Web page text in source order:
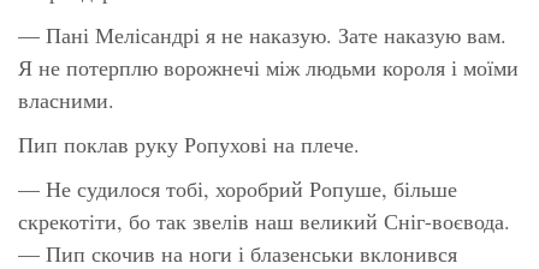
— Пані Мелісандрі я не наказую. Зате наказую вам.
Я не потерплю ворожнечі між людьми короля і моїми
власними.
Пип поклав руку Ропухові на плече.
— Не судилося тобі, хоробрий Ропуше, більше
скрекотіти, бо так звелів наш великий Сніг-воєвода.
— Пип скочив на ноги і блазенськи вклонився